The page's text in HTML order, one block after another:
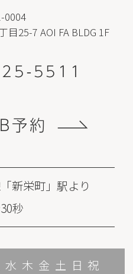
0004
25-7 AOI FA BLDG 1F
5511
予約
新栄町」駅より
秒
水 木 金 土 日 祝